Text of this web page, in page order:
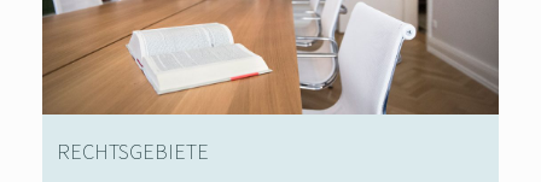
RECHTSGEBIETE